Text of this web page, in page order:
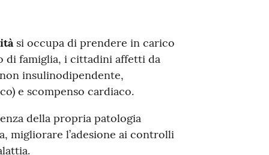
si occupa di prendere in carico
famiglia, i cittadini affetti da
insulinodipendente,
e scompenso cardiaco.
della propria patologia
migliorare l’adesione ai controlli